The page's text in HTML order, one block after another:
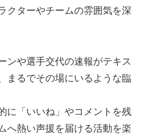
クターやチームの雰囲気を深
ンや選手交代の速報がテキス
まるでその場にいるような臨
に「いいね」やコメントを残
へ熱い声援を届ける活動を楽